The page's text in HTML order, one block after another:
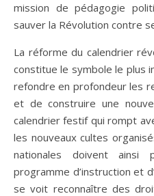
mission de pédagogie
sauver la Révolution contre
La réforme du calendrier
constitue le symbole le plus
refondre en profondeur les
et de construire une
calendrier festif qui rompt
les nouveaux cultes
nationales doivent ainsi
programme d’instruction et
se voit reconnaître des